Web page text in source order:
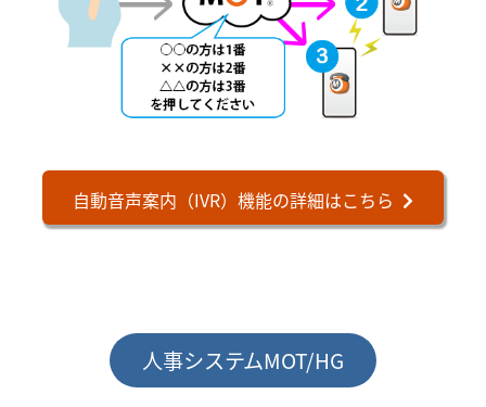
自動音声案内（IVR）機能の詳細はこちら
人事システムMOT/HG